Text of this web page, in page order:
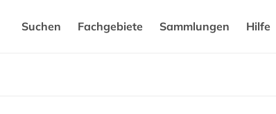
Suchen Fachgebiete Sammlungen Hilfe